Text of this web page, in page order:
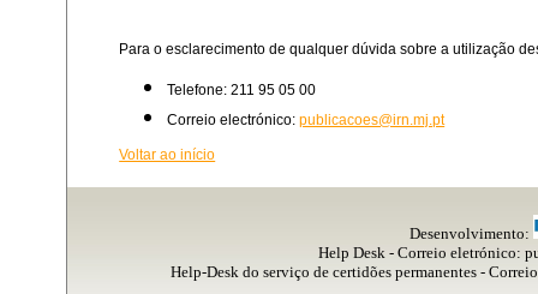
Para o esclarecimento de qualquer dúvida sobre a utilização
Telefone: 211 95 05 00
Correio electrónico:publicacoes@irn.mj.pt
Voltar ao início
Desenvolvimento:
Help Desk - Correio eletrónico:
Help-Desk do serviço de certidões permanentes -